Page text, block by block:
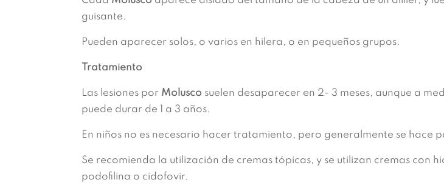
guisante.
Pueden aparecer solos, o varios en hilera, o en pequeños grupos.
Tratamiento
Las lesiones por Molusco suelen desaparecer en 2- 3 meses, aunque a
puede durar de 1 a 3 años.
En niños no es necesario hacer tratamiento, pero generalmente se hace
Se recomienda la utilización de cremas tópicas, y se utilizan cremas
podofilina o cidofovir.